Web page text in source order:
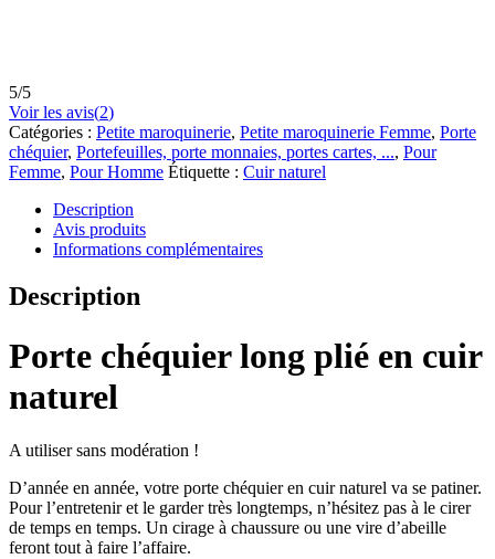
5/5
Voir les avis(2)
Catégories : Petite maroquinerie, Petite maroquinerie Femme, Porte
chéquier, Portefeuilles, porte monnaies, portes cartes, ..., Pour
Femme, Pour Homme Étiquette : Cuir naturel
Description
Avis produits
Informations complémentaires
Description
Porte chéquier long plié en cuir
naturel
A utiliser sans modération !
D’année en année, votre porte chéquier en cuir naturel va se patiner.
Pour l’entretenir et le garder très longtemps, n’hésitez pas à le cirer
de temps en temps. Un cirage à chaussure ou une vire d’abeille
feront tout à faire l’affaire.